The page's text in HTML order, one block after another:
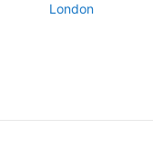
London